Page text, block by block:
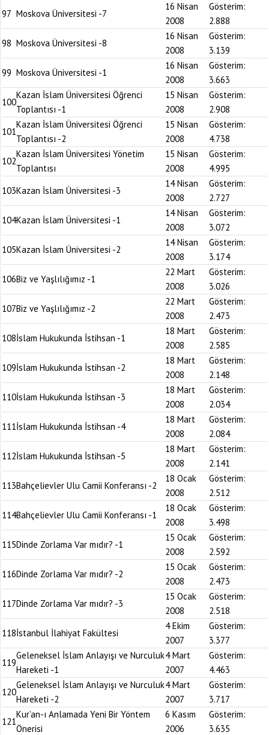
97 Moskova Üniversitesi -7
16 Nisan
2008
Gösterim:
2.888
98 Moskova Üniversitesi -8
16 Nisan
2008
Gösterim:
3.139
99 Moskova Üniversitesi -1
16 Nisan
2008
Gösterim:
3.663
100
Kazan İslam Üniversitesi Öğrenci
Toplantısı -1
15 Nisan
2008
Gösterim:
2.908
101
Kazan İslam Üniversitesi Öğrenci
Toplantısı -2
15 Nisan
2008
Gösterim:
4.738
102
Kazan İslam Üniversitesi Yönetim
Toplantısı
15 Nisan
2008
Gösterim:
4.995
103Kazan İslam Üniversitesi -3
14 Nisan
2008
Gösterim:
2.727
104Kazan İslam Üniversitesi -1
14 Nisan
2008
Gösterim:
3.072
105Kazan İslam Üniversitesi -2
14 Nisan
2008
Gösterim:
3.174
106Biz ve Yaşlılığımız -1
22 Mart
2008
Gösterim:
3.026
107Biz ve Yaşlılığımız -2
22 Mart
2008
Gösterim:
2.473
108İslam Hukukunda İstihsan -1
18 Mart
2008
Gösterim:
2.585
109İslam Hukukunda İstihsan -2
18 Mart
2008
Gösterim:
2.148
110İslam Hukukunda İstihsan -3
18 Mart
2008
Gösterim:
2.034
111İslam Hukukunda İstihsan -4
18 Mart
2008
Gösterim:
2.084
112İslam Hukukunda İstihsan -5
18 Mart
2008
Gösterim:
2.141
113Bahçelievler Ulu Camii Konferansı -2
18 Ocak
2008
Gösterim:
2.512
114Bahçelievler Ulu Camii Konferansı -1
18 Ocak
2008
Gösterim:
3.498
115Dinde Zorlama Var mıdır? -1
15 Ocak
2008
Gösterim:
2.592
116Dinde Zorlama Var mıdır? -2
15 Ocak
2008
Gösterim:
2.473
117Dinde Zorlama Var mıdır? -3
15 Ocak
2008
Gösterim:
2.518
118İstanbul İlahiyat Fakültesi
4 Ekim
2007
Gösterim:
3.377
119
Geleneksel İslam Anlayışı ve Nurculuk
Hareketi -1
4 Mart
2007
Gösterim:
4.463
120
Geleneksel İslam Anlayışı ve Nurculuk
Hareketi -2
4 Mart
2007
Gösterim:
3.717
121
Kur’an-ı Anlamada Yeni Bir Yöntem
Önerisi
6 Kasım
2006
Gösterim:
3.635